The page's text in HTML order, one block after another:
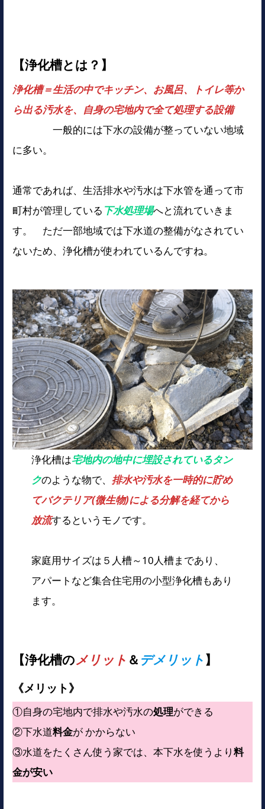
【浄化槽とは？】
浄化槽＝生活の中でキッチン、お風呂、トイレ等か
ら出る汚水を、自身の宅地内で全て処理する設備
一般的には下水の設備が整っていない地域
に多い。
通常であれば、生活排水や汚水は下水管を通って市
町村が管理している 下水処理場へと流れていきま
す。 ただ一部地域では下水道の整備がなされてい
ないため、浄化槽が使われているんですね。
浄化槽は宅地内の地中に埋設されているタン
クのような物で、 排水や汚水を一時的に貯め
てバクテリア(微生物)による分解を経てから
放流するというモノです。
家庭用サイズは５人槽～10人槽まであり、
アパートなど集合住宅用の小型浄化槽もあり
ます。
【浄化槽のメリット ＆ デメリット】
《メリット》
①自身の宅地内で排水や汚水の処理ができる
②下水道料金が かからない
③水道をたくさん使う家では、本下水を使うより料
金が安い